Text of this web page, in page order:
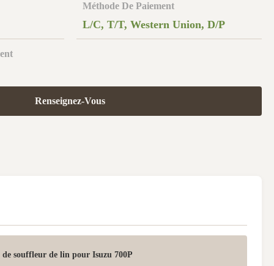
Méthode De Paiement
L/C, T/T, Western Union, D/P
Renseignez-Vous
de souffleur de lin pour Isuzu 700P